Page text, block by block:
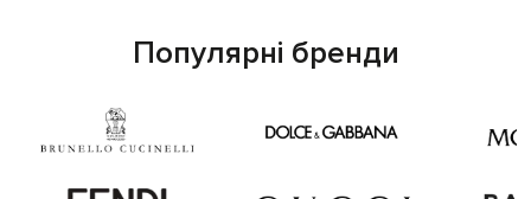
Популярні бренди